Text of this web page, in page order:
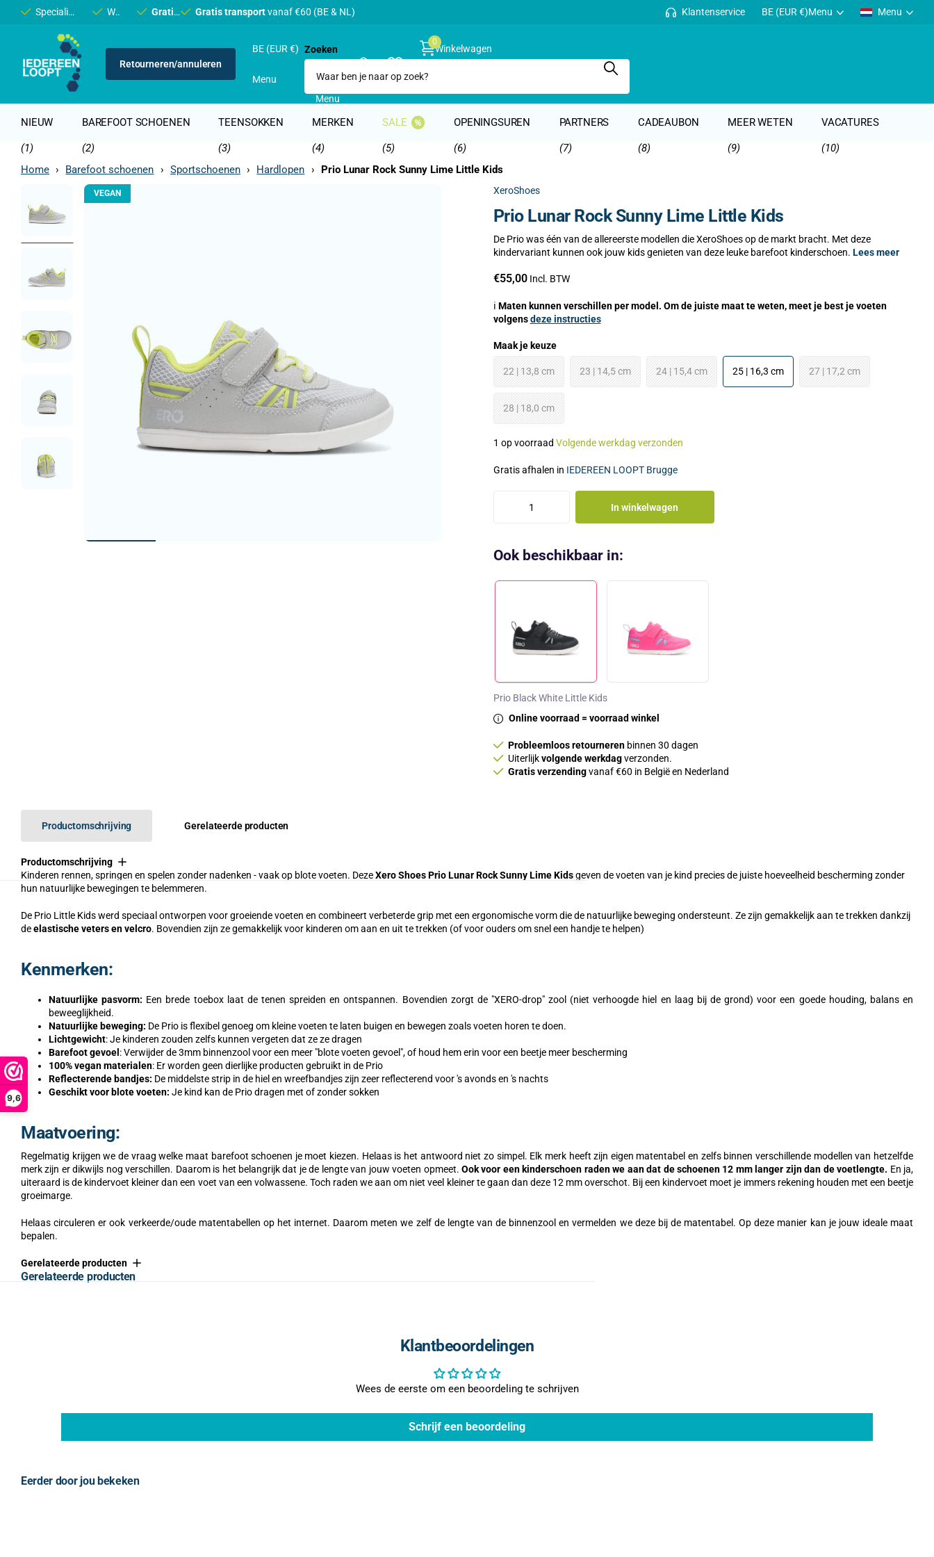
9,6
Specialist in barefoot enminimalistischeschoenen
Winkel in Brugge
Gratis transport vanaf €60 (BE & NL)
Gratis transportvanaf €60 (BE & NL) Klantenservice BE (EUR €)Menu Menu
Zoeken
Retourneren/annuleren
BE (EUR €)
Menu
Menu
Winkelwagen
0
€0,00
NIEUW
(1)
BAREFOOT SCHOENEN
(2)
TEENSOKKEN
(3)
MERKEN
(4)
SALE
(5)
OPENINGSUREN
(6)
PARTNERS
(7)
CADEAUBON
(8)
MEER WETEN
(9)
VACATURES
(10)
Home › Barefoot schoenen › Sportschoenen › Hardlopen › Prio Lunar Rock Sunny Lime Little Kids
VEGAN XeroShoes
Prio Lunar Rock Sunny Lime Little Kids
De Prio was één van de allereerste modellen die XeroShoes op de markt bracht. Met deze
kindervariant kunnen ook jouw kids genieten van deze leuke barefoot kinderschoen. Lees meer
€55,00 Incl. BTW
ℹ️ Maten kunnen verschillen per model. Om de juiste maat te weten, meet je best je voeten
volgensdeze instructies
Maak je keuze
22 | 13,8 cm 23 | 14,5 cm 24 | 15,4 cm 25 | 16,3 cm 27 | 17,2 cm
28 | 18,0 cm
1 op voorraad Volgende werkdag verzonden
Gratis afhalen in IEDEREEN LOOPT Brugge
In winkelwagen
Ook beschikbaar in:
Prio Black White Little Kids
Online voorraad = voorraad winkel
Probleemloos retournerenbinnen 30 dagen
Uiterlijkvolgende werkdagverzonden.
Gratis verzendingvanaf €60 in België en Nederland
Productomschrijving Gerelateerde producten
Productomschrijving
Kinderen rennen, springen en spelen zonder nadenken - vaak op blote voeten. DezeXero Shoes Prio Lunar Rock Sunny Lime Kidsgeven de voeten van je kind precies de juiste hoeveelheid bescherming zonder
hun natuurlijke bewegingen te belemmeren.
De Prio Little Kids werd speciaal ontworpen voor groeiende voeten en combineert verbeterde grip met een ergonomische vorm die de natuurlijke beweging ondersteunt. Ze zijn gemakkelijk aan te trekken dankzij
deelastische veters en velcro. Bovendien zijn ze gemakkelijk voor kinderen om aan en uit te trekken (of voor ouders om snel een handje te helpen)
Kenmerken:
Natuurlijke pasvorm: Een brede toebox laat de tenen spreiden en ontspannen. Bovendien zorgt de "XERO-drop" zool (niet verhoogde hiel en laag bij de grond) voor een goede houding, balans en
beweeglijkheid.
Natuurlijke beweging: De Prio is flexibel genoeg om kleine voeten te laten buigen en bewegen zoals voeten horen te doen.
Lichtgewicht: Je kinderen zouden zelfs kunnen vergeten dat ze ze dragen
Barefoot gevoel : Verwijder de 3mm binnenzool voor een meer "blote voeten gevoel", of houd hem erin voor een beetje meer bescherming
100% vegan materialen: Er worden geen dierlijke producten gebruikt in de Prio
Reflecterende bandjes: De middelste strip in de hiel en wreefbandjes zijn zeer reflecterend voor 's avonds en 's nachts
Geschikt voor blote voeten: Je kind kan de Prio dragen met of zonder sokken
Maatvoering:
Regelmatig krijgen we de vraag welke maat barefoot schoenen je moet kiezen. Helaas is het antwoord niet zo simpel. Elk merk heeft zijn eigen matentabel en zelfs binnen verschillende modellen van hetzelfde
merk zijn er dikwijls nog verschillen. Daarom is het belangrijk dat je de lengte van jouw voeten opmeet. Ook voor een kinderschoen raden we aan dat de schoenen 12 mm langer zijn dan de voetlengte. En ja,
uiteraard is de kindervoet kleiner dan een voet van een volwassene. Toch raden we aan om niet veel kleiner te gaan dan deze 12 mm overschot. Bij een kindervoet moet je immers rekening houden met een beetje
groeimarge.
Helaas circuleren er ook verkeerde/oude matentabellen op het internet. Daarom meten we zelf de lengte van de binnenzool en vermelden we deze bij de matentabel. Op deze manier kan je jouw ideale maat
bepalen.
Gerelateerde producten
Gerelateerde producten
Klantbeoordelingen
Wees de eerste om een beoordeling te schrijven
Schrijf een beoordeling
Eerder door jou bekeken